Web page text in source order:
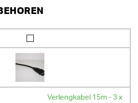
H):
Verlengkabel 15m - 3 x